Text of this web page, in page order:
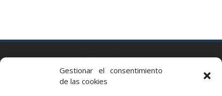
Gestionar el consentimiento
de las cookies
Via Augusta 2 bis, 3º, 08006 Barcelona